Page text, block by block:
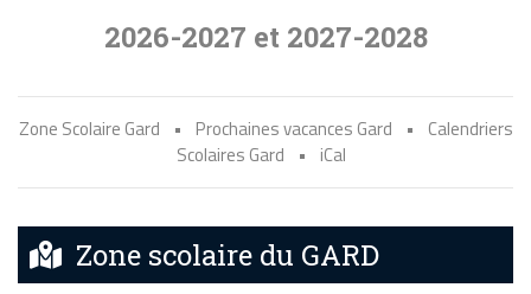
2026-2027 et 2027-2028
Zone Scolaire Gard • Prochaines vacances Gard •
Calendriers
Scolaires Gard
• iCal
Zone scolaire du GARD